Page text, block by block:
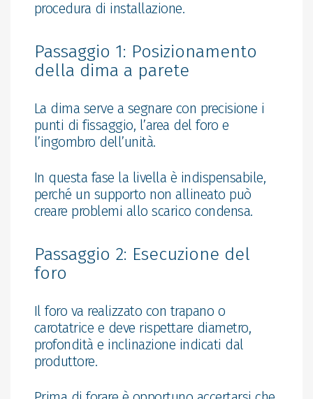
procedura di installazione.
Passaggio 1: Posizionamento
della dima a parete
La dima serve a segnare con precisione i
punti di fissaggio, l’area del foro e
l’ingombro dell’unità.
In questa fase la livella è indispensabile,
perché un supporto non allineato può
creare problemi allo scarico condensa.
Passaggio 2: Esecuzione del
foro
Il foro va realizzato con trapano o
carotatrice e deve rispettare diametro,
profondità e inclinazione indicati dal
produttore.